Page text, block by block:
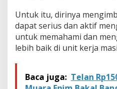
Untuk itu, dirinya
dapat serius dan aktif
untuk memahami dan
lebih baik di unit kerja
Baca juga: Telan